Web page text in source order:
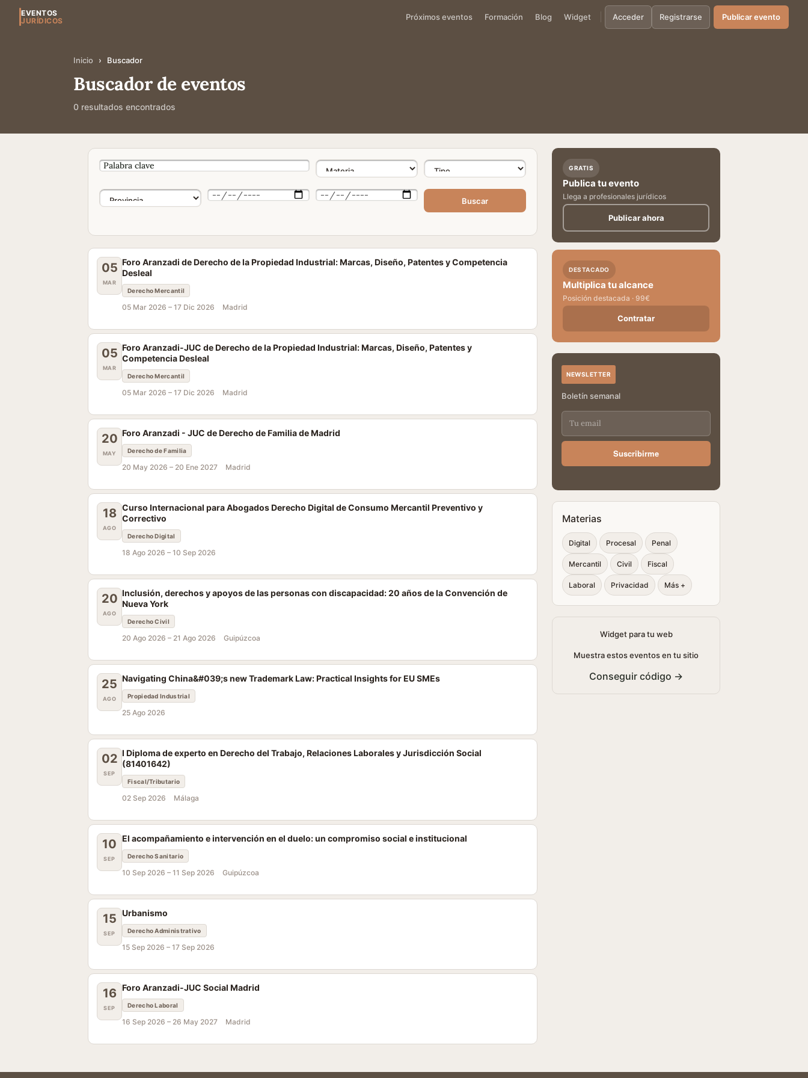
EVENTOS
JURÍDICOS
Próximos eventos Formación Blog Widget Acceder Registrarse Publicar evento
Inicio › Buscador
Buscador de eventos
0 resultados encontrados
Buscar
05
MAR
Foro Aranzadi de Derecho de la Propiedad Industrial: Marcas, Diseño, Patentes y Competencia
Desleal
Derecho Mercantil
05 Mar 2026 – 17 Dic 2026 Madrid
05
MAR
Foro Aranzadi-JUC de Derecho de la Propiedad Industrial: Marcas, Diseño, Patentes y
Competencia Desleal
Derecho Mercantil
05 Mar 2026 – 17 Dic 2026 Madrid
20
MAY
Foro Aranzadi - JUC de Derecho de Familia de Madrid
Derecho de Familia
20 May 2026 – 20 Ene 2027 Madrid
18
AGO
Curso Internacional para Abogados Derecho Digital de Consumo Mercantil Preventivo y
Correctivo
Derecho Digital
18 Ago 2026 – 10 Sep 2026
20
AGO
Inclusión, derechos y apoyos de las personas con discapacidad: 20 años de la Convención de
Nueva York
Derecho Civil
20 Ago 2026 – 21 Ago 2026 Guipúzcoa
25
AGO
Navigating China&#039;s new Trademark Law: Practical Insights for EU SMEs
Propiedad Industrial
25 Ago 2026
02
SEP
I Diploma de experto en Derecho del Trabajo, Relaciones Laborales y Jurisdicción Social
(81401642)
Fiscal/Tributario
02 Sep 2026 Málaga
10
SEP
El acompañamiento e intervención en el duelo: un compromiso social e institucional
Derecho Sanitario
10 Sep 2026 – 11 Sep 2026 Guipúzcoa
15
SEP
Urbanismo
Derecho Administrativo
15 Sep 2026 – 17 Sep 2026
16
SEP
Foro Aranzadi-JUC Social Madrid
Derecho Laboral
16 Sep 2026 – 26 May 2027 Madrid
GRATIS
Publica tu evento
Llega a profesionales jurídicos
Publicar ahora
DESTACADO
Multiplica tu alcance
Posición destacada · 99€
Contratar
NEWSLETTER
Boletín semanal
Suscribirme
Materias
Digital Procesal Penal
Mercantil Civil Fiscal
Laboral Privacidad Más +
Widget para tu web
Muestra estos eventos en tu sitio
Conseguir código →